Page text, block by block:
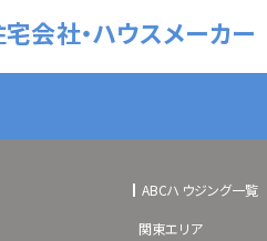
会社・ハウスメーカー
ABCハウジング一覧
関東エリア